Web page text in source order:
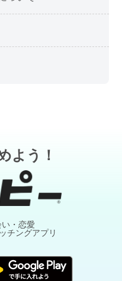
よう！
・恋愛
チングアプリ